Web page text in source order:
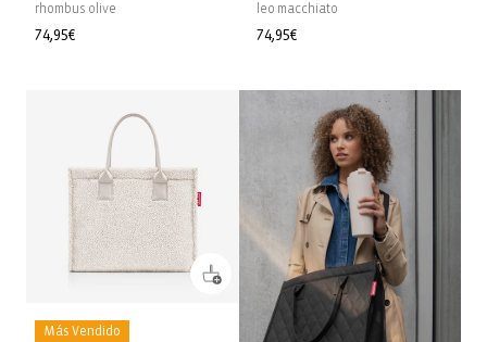
rhombus olive
Precio
74,95€
leo macchiato
Precio
74,95€
Más Vendido